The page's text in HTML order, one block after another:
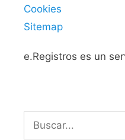
Cookies
Sitemap
e.Registros es un
Buscar: